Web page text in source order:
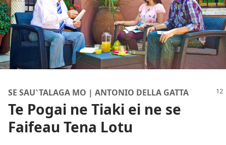
SE SAU‵TALAGA MO | ANTONIO DELLA GATTA
Te Pogai ne Tiaki ei ne se
Faifeau Tena Lotu